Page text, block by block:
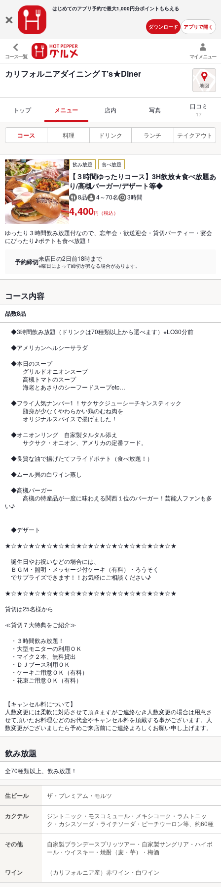
はじめてのアプリ予約で最大1,000円分ポイントもらえる
ダウンロード アプリで開く
コース一覧 マイメニュー
カリフォルニアダイニング T’s★Diner
トップ メニュー 店内 写真 口コミ
17
コース 料理 ドリンク ランチ テイクアウト
飲み放題 食べ放題
【３時間ゆったりコース】3H飲放★食べ放題あ
り/高槻バーガー/デザート等◆
8品 4～70名 3時間
4,400円（税込）
ゆったり３時間飲み放題付なので、忘年会・歓送迎会・貸切パーティー・宴会
にぴったり♪ポテトも食べ放題！
予約締切来店日の2日前18時まで
※曜日によって締切が異なる場合があります。
コース内容
品数8品
◆3時間飲み放題（ドリンクは70種類以上から選べます）※LO30分前
◆アメリカンヘルシーサラダ
◆本日のスープ
グリルドオニオンスープ
高槻トマトのスープ
海老とあさりのシーフードスープetc…
◆フライ人気ナンバー1 ！サクサクジューシーチキンスティック
脂身が少なくやわらかい鶏のむね肉を
オリジナルスパイスで揚げました！
◆オニオンリング 自家製タルタル添え
サクサク・オニオン、アメリカの定番フード。
◆良質な油で揚げたてフライドポテト（食べ放題！）
◆ムール貝の白ワイン蒸し
◆高槻バーガー
高槻の特産品が一度に味わえる関西１位のバーガー！芸能人ファンも多
い♪
◆デザート
★☆★☆★☆★☆★☆★☆★☆★☆★☆★☆★☆★☆★☆★☆★
誕生日やお祝いなどの場合には、
ＢＧＭ・照明・メッセージ付ケーキ（有料）・ろうそく
でサプライズできます！！お気軽にご相談ください♪
★☆★☆★☆★☆★☆★☆★☆★☆★☆★☆★☆★☆★☆★☆★
貸切は25名様から
≪貸切７大特典をご紹介≫
・３時間飲み放題！
・大型モニターの利用ＯＫ
・マイク２本、無料貸出
・ＤＪブース利用ＯＫ
・ケーキご用意ＯＫ（有料）
・花束ご用意ＯＫ（有料）
【キャンセル料について】
人数変更には柔軟に対応させて頂きますがご連絡なき人数変更の場合は用意さ
せて頂いたお料理などのお代金やキャンセル料を頂戴する事がございます。人
数変更がございましたら予めご来店前にご連絡よろしくお願い申し上げます。
飲み放題
全70種類以上、飲み放題！
生ビール ザ・プレミアム・モルツ
カクテル
ジントニック・モスコミュール・メキシコーク・ラムトニッ
ク・カシスソーダ・ライチソーダ・ピーチウーロン等、約60種
その他
自家製ブランデースプリッツアー・自家製サングリア・ハイボ
ール・ウイスキー・焼酎（麦・芋）・梅酒
ワイン （カリフォルニア産）赤ワイン・白ワイン